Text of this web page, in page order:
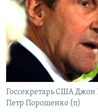
СОВЕТЫ
ПРОПАВШИЕ БЕЗ ВЕСТИ
ПОБЕДИТЕЛЕЙ НЕ СУДЯТ?
КРЫМ.НЕПОКОРЕННЫЙ
УКРАИНСКАЯ ПРОБЛЕМА
Qırımtatar
ПРИСОЕДИНЯЙТЕСЬ!
Все сайты RFE/RL
Госсекретарь США
Петр Порошенко (п)